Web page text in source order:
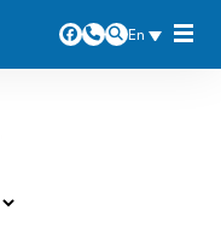
En